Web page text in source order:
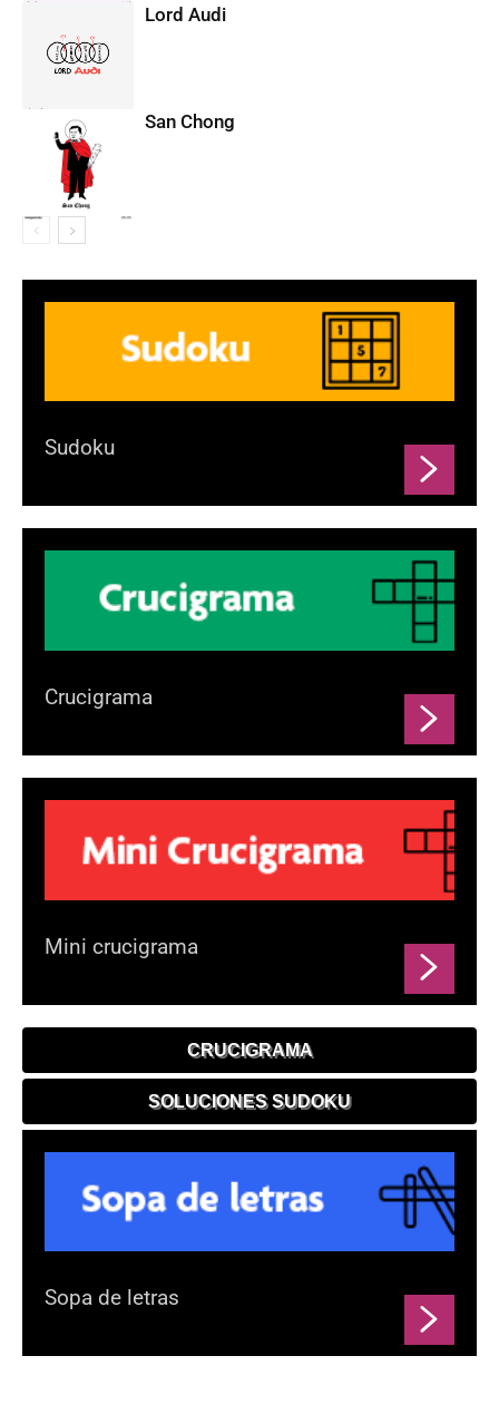
Lord Audi
San Chong
Sudoku
Crucigrama
Mini crucigrama
CRUCIGRAMA
SOLUCIONES SUDOKU
Sopa de letras